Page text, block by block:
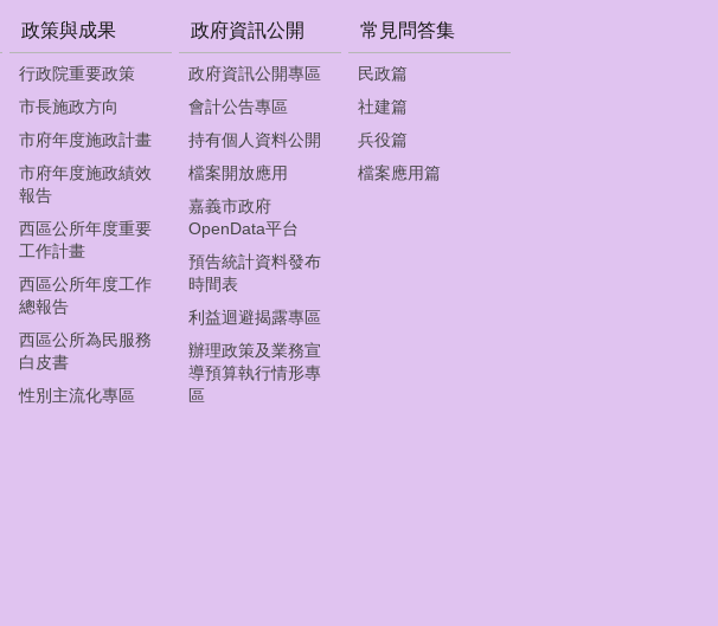
政策與成果
行政院重要政策
市長施政方向
市府年度施政計畫
市府年度施政績效
報告
西區公所年度重要
工作計畫
西區公所年度工作
總報告
西區公所為民服務
白皮書
性別主流化專區
政府資訊公開
政府資訊公開專區
會計公告專區
持有個人資料公開
檔案開放應用
嘉義市政府
OpenData平台
預告統計資料發布
時間表
利益迴避揭露專區
辦理政策及業務宣
導預算執行情形專
區
常見問答集
民政篇
社建篇
兵役篇
檔案應用篇